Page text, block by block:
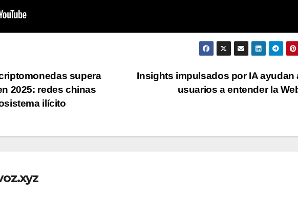
Insights impulsados por IA ayudan
usuarios a entender la
supera
2025: redes chinas
ilícito